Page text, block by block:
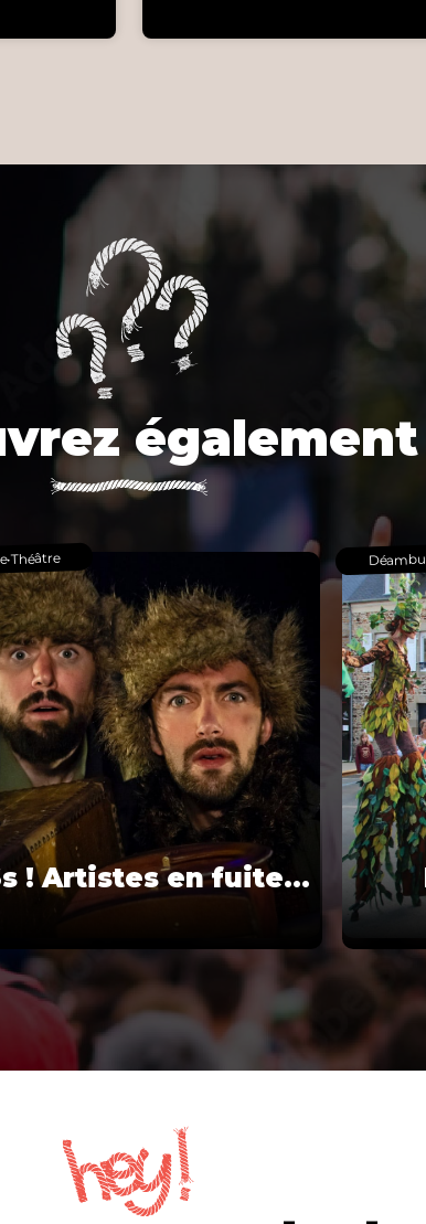
également
! Artistes en fuite…
•Théâtre